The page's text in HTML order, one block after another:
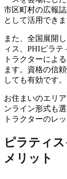
市区町村の広報
として活用できま
また、全国展開
ィス、PHIピラ
トラクターによ
ます。資格の信
しても有効です。
お住まいのエリ
ンライン形式も
トラクターのレ
ピラティ
メリット